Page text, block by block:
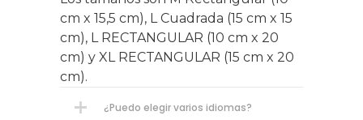
cm x 15,5 cm), L Cuadrada (15 cm x 15
cm), L RECTANGULAR (10 cm x 20
cm) y XL RECTANGULAR (15 cm x 20
cm).
¿Puedo elegir varios idiomas?